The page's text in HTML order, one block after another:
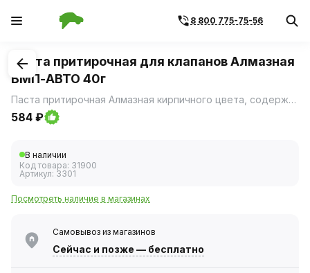
8 800 775-75-56
1/1
Паста притирочная для клапанов Алмазная
ВМП-АВТО 40г
Паста притирочная Алмазная кирпичного цвета, содержит абразив, приближенный по твердости к алмазу.
584 ₽
В наличии
Код товара: 31900
Артикул: 3301
Посмотреть наличие в магазинах
Самовывоз из магазинов
Сейчас и позже — бесплатно